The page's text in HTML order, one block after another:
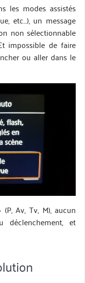
les modes assistés
etc…), un message
non sélectionnable
impossible de faire
ou aller dans le
Av, Tv, M), aucun
et